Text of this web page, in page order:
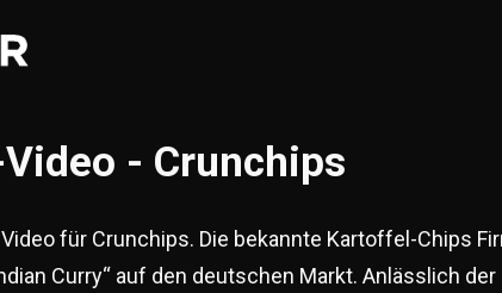
- Crunchips
für Crunchips. Die bekannte Kartoffel-Chips
Curry“ auf den deutschen Markt. Anlässlich